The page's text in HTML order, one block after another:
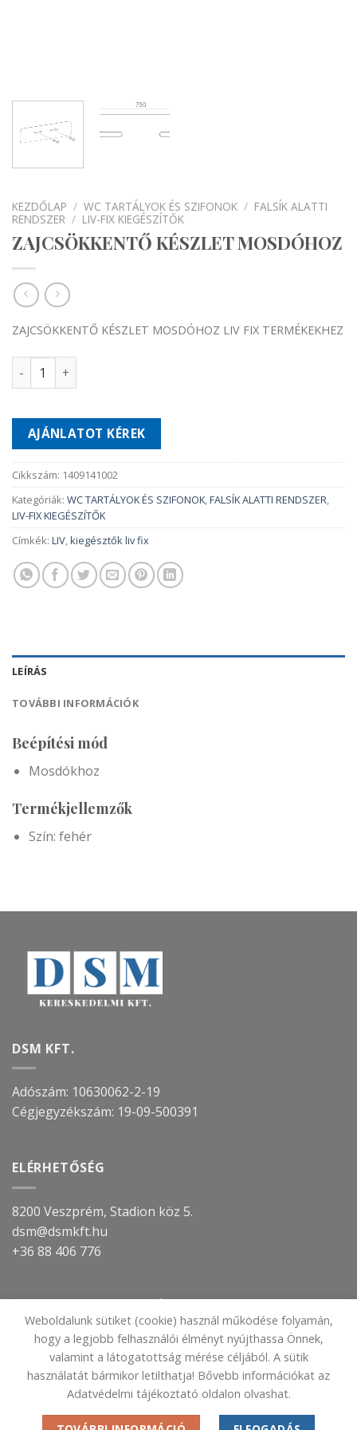
KEZDŐLAP / WC TARTÁLYOK ÉS SZIFONOK / FALSÍK ALATTI
RENDSZER / LIV-FIX KIEGÉSZÍTŐK
ZAJCSÖKKENTŐ KÉSZLET MOSDÓHOZ
ZAJCSÖKKENTŐ KÉSZLET MOSDÓHOZ LIV FIX TERMÉKEKHEZ
ZAJCSÖKKENTŐ KÉSZLET MOSDÓHOZ mennyiség
AJÁNLATOT KÉREK
Cikkszám: 1409141002
Kategóriák: WC TARTÁLYOK ÉS SZIFONOK FALSÍK ALATTI RENDSZER
LIV-FIX KIEGÉSZÍTŐK
Címkék: LIV kiegésztők liv fix
LEÍRÁS
TOVÁBBI INFORMÁCIÓK
Beépítési mód
Mosdókhoz
Termékjellemzők
Szín: fehér
DSM KFT.
Adószám: 10630062-2-19
Cégjegyzékszám: 19-09-500391
ELÉRHETŐSÉG
8200 Veszprém, Stadion köz 5.
dsm@dsmkft.hu
+36 88 406 776
IMPRESSZUM
ADATVÉDELMI TÁJÉKOZTATÓ
Weboldalunk sütiket (cookie) használ működése folyamán,
hogy a legjobb felhasználói élményt nyújthassa Önnek,
valamint a látogatottság mérése céljából. A sütik
használatát bármikor letilthatja! Bővebb információkat az
Adatvédelmi tájékoztató oldalon olvashat.